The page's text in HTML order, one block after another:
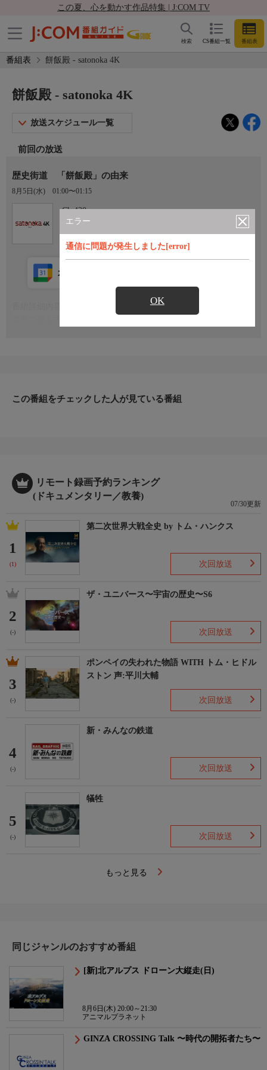
この夏、心を動かす作品特集 | J:COM TV
CS番組一覧 番組表
検索
番組表 餅飯殿 - satonoka 4K
エラー
通信に問題が発生しました[error]
OK
餅飯殿 - satonoka 4K
放送スケジュール一覧
前回の放送
歴史街道 「餅飯殿」の由来
8月5日(水) 01:00〜01:15
Ch.420
satonoka 4K
カレンダー登録
この番組をチェックした人が見ている番組
リモート録画予約ランキング
(ドキュメンタリー／教養)
07/30更新
1
(1)
第二次世界大戦全史 by トム・ハンクス
次回放送
2
(-)
ザ・ユニバース〜宇宙の歴史〜S6
次回放送
3
(-)
ポンペイの失われた物語 WITH トム・ヒドル
ストン 声:平川大輔
次回放送
4
(-)
新・みんなの鉄道
次回放送
5
(-)
犠牲
次回放送
もっと見る
同じジャンルのおすすめ番組
[新]北アルプス ドローン大縦走(日)
8月6日(木) 20:00～21:30
アニマルプラネット
GINZA CROSSING Talk 〜時代の開拓者たち〜